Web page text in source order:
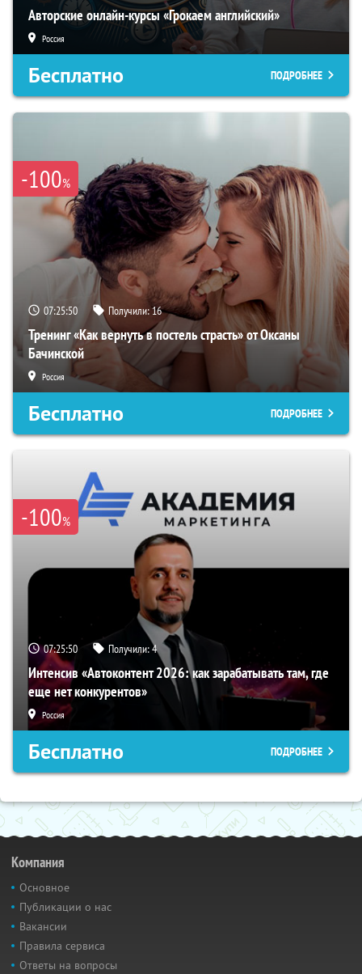
Авторские онлайн-курсы «Грокаем английский»
Россия
Бесплатно ПОДРОБНЕЕ
-100%
07:25:49 Получили:16
Тренинг «Как вернуть в постель страсть» от Оксаны
Бачинской
Россия
Бесплатно ПОДРОБНЕЕ
-100%
07:25:49 Получили:4
Интенсив «Автоконтент 2026: как зарабатывать там, где
еще нет конкурентов»
Россия
Бесплатно ПОДРОБНЕЕ
Компания
Основное
Публикации о нас
Вакансии
Правила сервиса
Ответы на вопросы